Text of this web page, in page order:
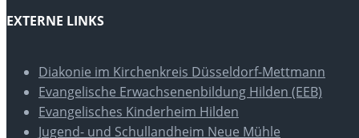
EXTERNE LINKS
Diakonie im Kirchenkreis Düsseldorf-Mettmann
Evangelische Erwachsenenbildung Hilden (EEB)
Evangelisches Kinderheim Hilden
Jugend- und Schullandheim Neue Mühle